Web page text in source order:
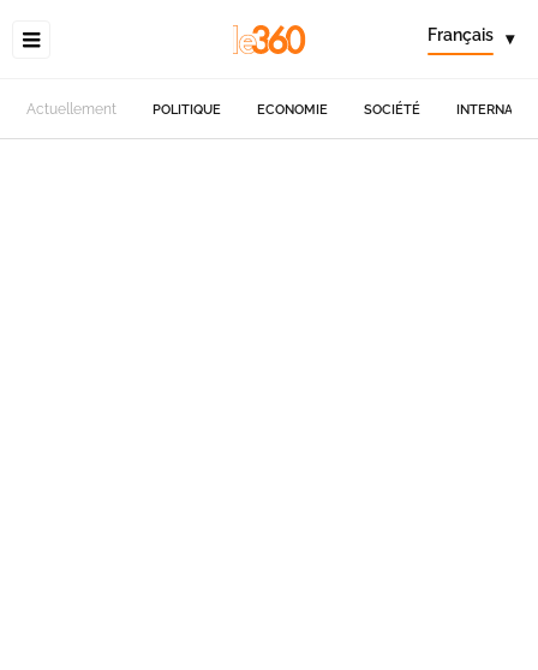
Français ▾
Actuellement POLITIQUE ECONOMIE SOCIÉTÉ